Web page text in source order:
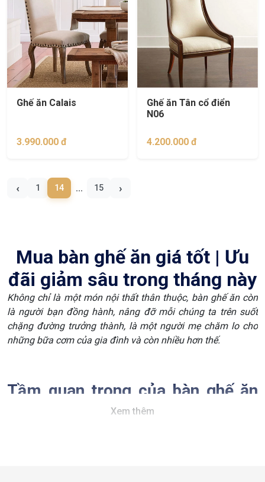
Ghế ăn Calais
3.990.000 đ
Ghế ăn Tân cổ điển
N06
4.200.000 đ
‹ 1 14 15 ›
Mua bàn ghế ăn giá tốt | Ưu
đãi giảm sâu trong tháng này
Không chỉ là một món nội thất thân thuộc, bàn ghế ăn còn
là người bạn đồng hành, nâng đỡ mỗi chúng ta trên suốt
chặng đường trưởng thành, là một người mẹ chăm lo cho
những bữa cơm của gia đình và còn nhiều hơn thế.
Tầm quan trọng của bàn ghế ăn
trong gia đìnhXem thêm